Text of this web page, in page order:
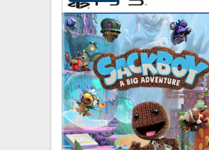
KONTAKT
DOPRAVA
XZONE KLUB